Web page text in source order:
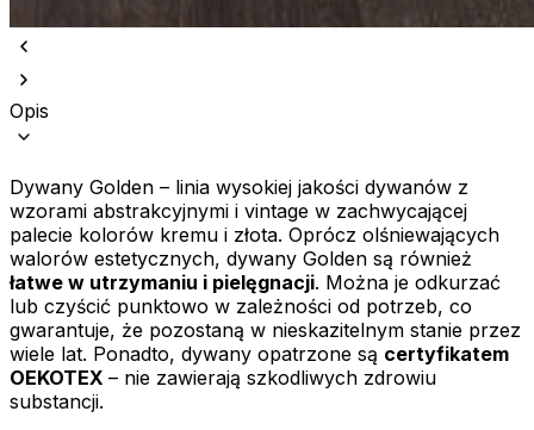
Opis
Dywany Golden – linia wysokiej jakości dywanów z
wzorami abstrakcyjnymi i vintage w zachwycającej
palecie kolorów kremu i złota. Oprócz olśniewających
walorów estetycznych, dywany Golden są również
łatwe w utrzymaniu i pielęgnacji. Można je odkurzać
lub czyścić punktowo w zależności od potrzeb, co
gwarantuje, że pozostaną w nieskazitelnym stanie przez
wiele lat. Ponadto, dywany opatrzone są certyfikatem
OEKOTEX – nie zawierają szkodliwych zdrowiu
substancji.